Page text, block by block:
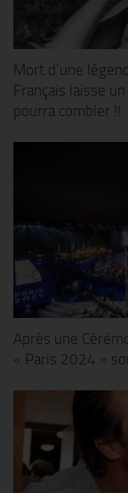
Mort d’une
Français laisse
pourra combler !!
Après une
« Paris 2024 »